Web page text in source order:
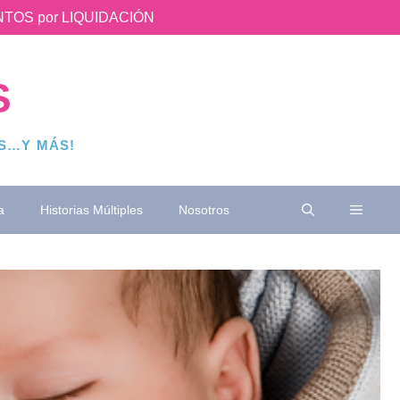
por LIQUIDACIÓN
MÁS!
Historias Múltiples Nosotros